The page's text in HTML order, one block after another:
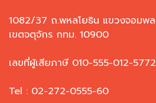
1082/37 ถ.พหลโยธิน แขวงจอมพล
เขตจตุจักร กทม. 10900
เลขที่ผู้เสียภาษี 010-555-012-5772
Tel : 02-272-0555-60